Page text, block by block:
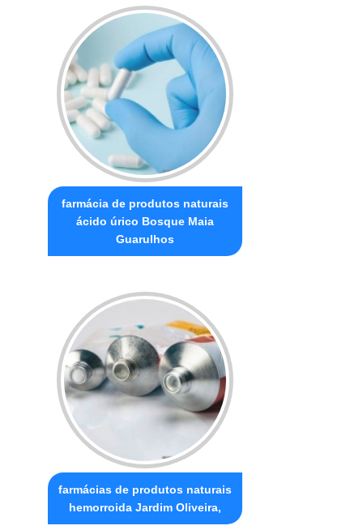
farmácia de produtos naturais
ácido úrico Bosque Maia
Guarulhos
farmácias de produtos naturais
hemorroida Jardim Oliveira,